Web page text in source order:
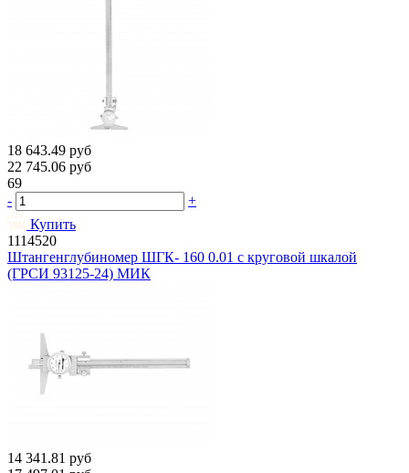
18 643.49 руб
22 745.06 руб
69
-
+
Купить
1114520
Штангенглубиномер ШГК- 160 0.01 с круговой шкалой
(ГРСИ 93125-24) МИК
14 341.81 руб